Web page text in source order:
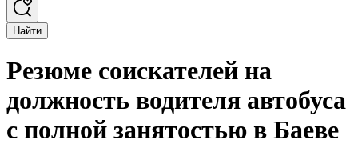
Найти
Резюме соискателей на
должность водителя автобуса
с полной занятостью в Баеве